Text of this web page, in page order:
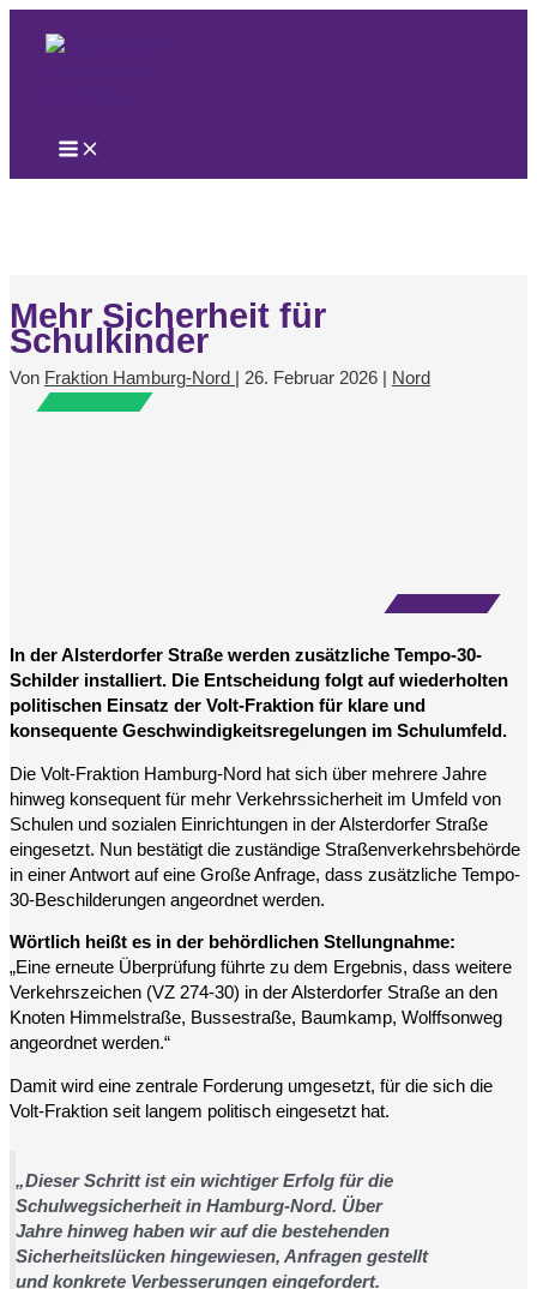
Inhalt
Mehr Sicherheit für
Schulkinder
Von Fraktion Hamburg-Nord 26. Februar 2026 Nord
In der Alsterdorfer Straße werden zusätzliche Tempo-30-
Schilder installiert. Die Entscheidung folgt auf wiederholten
politischen Einsatz der Volt-Fraktion für klare und
konsequente Geschwindigkeitsregelungen im Schulumfeld.
Die Volt-Fraktion Hamburg-Nord hat sich über mehrere Jahre
hinweg konsequent für mehr Verkehrssicherheit im Umfeld von
Schulen und sozialen Einrichtungen in der Alsterdorfer Straße
eingesetzt. Nun bestätigt die zuständige Straßenverkehrsbehörde
in einer Antwort auf eine Große Anfrage, dass zusätzliche Tempo-
30-Beschilderungen angeordnet werden.
Wörtlich heißt es in der behördlichen Stellungnahme:
„Eine erneute Überprüfung führte zu dem Ergebnis, dass weitere
Verkehrszeichen (VZ 274-30) in der Alsterdorfer Straße an den
Knoten Himmelstraße, Bussestraße, Baumkamp, Wolffsonweg
angeordnet werden.“
Damit wird eine zentrale Forderung umgesetzt, für die sich die
Volt-Fraktion seit langem politisch eingesetzt hat.
„Dieser Schritt ist ein wichtiger Erfolg für die
Schulwegsicherheit in Hamburg-Nord. Über
Jahre hinweg haben wir auf die bestehenden
Sicherheitslücken hingewiesen, Anfragen gestellt
und konkrete Verbesserungen eingefordert.